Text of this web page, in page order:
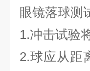
眼镜落球测
1.冲击试验
2.球应从距